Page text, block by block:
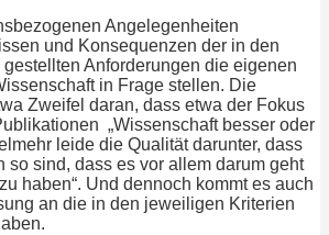
Angelegenheiten
und Konsequenzen der in den
Anforderungen die eigenen
in Frage stellen. Die
Zweifel daran, dass etwa der Fokus
„Wissenschaft besser oder
leide die Qualität darunter, dass
so sind, dass es vor allem darum geht
haben“. Und dennoch kommt es auch
an die in den jeweiligen Kriterien